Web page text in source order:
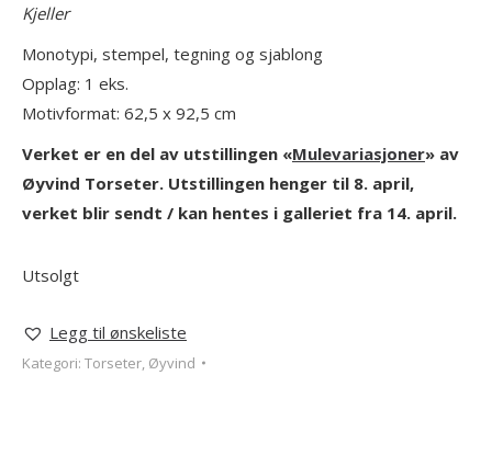
Kjeller
Monotypi, stempel, tegning og sjablong
Opplag: 1 eks.
Motivformat: 62,5 x 92,5 cm
Verket er en del av utstillingen «Mulevariasjoner» av
Øyvind Torseter. Utstillingen henger til 8. april,
verket blir sendt / kan hentes i galleriet fra 14. april.
Utsolgt
Legg til ønskeliste
Kategori: Torseter, Øyvind